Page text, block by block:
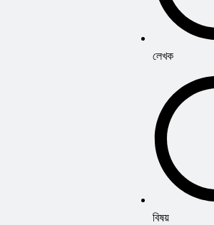
লেখক
বিষয়